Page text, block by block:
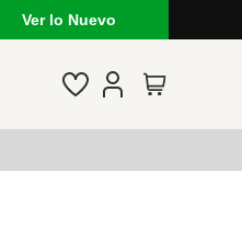
Ver lo Nuevo